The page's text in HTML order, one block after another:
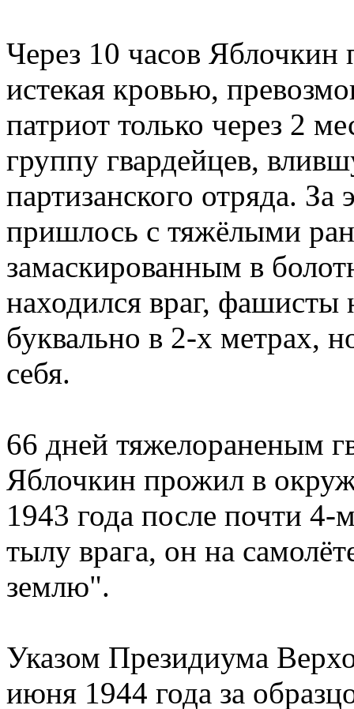
Через 10 часов
истекая кровью,
патриот только через 2
группу гвардейцев,
партизанского отряда.
пришлось с тяжёлыми
замаскированным в
находился враг, фашисты
буквально в 2-х метрах,
себя.
66 дней тяжелораненым
Яблочкин прожил в
1943 года после почти 4-
тылу врага, он на
землю".
Указом Президиума
июня 1944 года за